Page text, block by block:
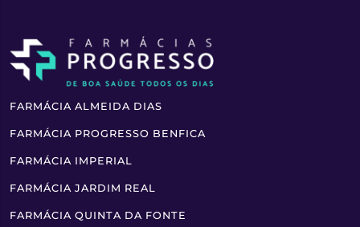
FARMÁCIA ALMEIDA DIAS
FARMÁCIA PROGRESSO BENFICA
FARMÁCIA IMPERIAL
FARMÁCIA JARDIM REAL
FARMÁCIA QUINTA DA FONTE